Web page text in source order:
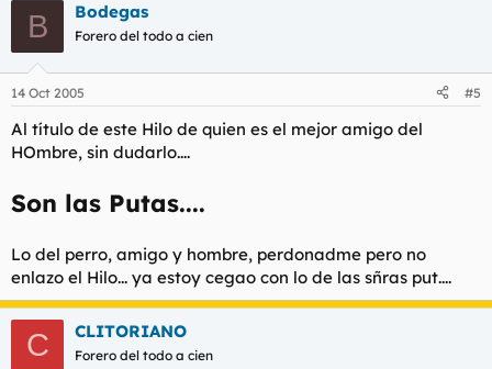
B Bodegas
Forero del todo a cien
14 Oct 2005 #5
Al título de este Hilo de quien es el mejor amigo del
HOmbre, sin dudarlo....
Son las Putas....
Lo del perro, amigo y hombre, perdonadme pero no
enlazo el Hilo... ya estoy cegao con lo de las sñras put....
C CLITORIANO
Forero del todo a cien